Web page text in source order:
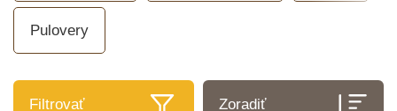
Pulovery
Filtrovať Zoradiť